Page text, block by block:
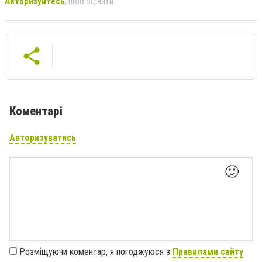
Коментарі
Авторизуватись
🙂
Розміщуючи коментар, я погоджуюся з Правилами сайту